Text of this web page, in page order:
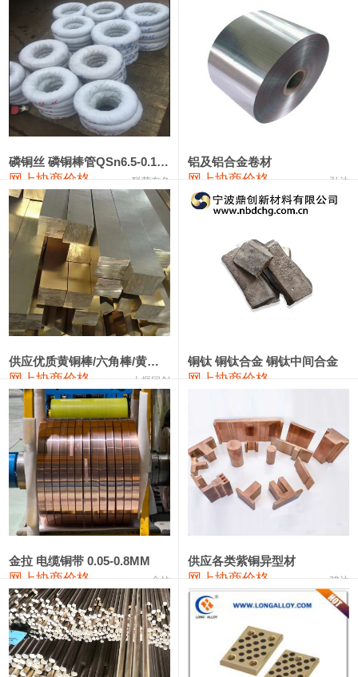
89,000—95,000 92,000
2#锑 85,000—91,000 88,000 1,000
1#镁 17,000—18,000 17,500
1#电解锰 18,900—19,100 19,000
1#电解锰(99.7%袋装) 18,000—18,200 18,100
1#铬 60,000—82,000
553#硅 9,300—9,500
441#硅 9,600—9,800 9,700
3303#硅 10,300—10,500 10,400
2202#硅 14,100—14,300
金属硅3303#-2202# 10,400—14,200 12,300 0
漆包线 111,970—115,970 113,970
磷铜合金 110,800—117,600 114,200 400
无氧铜丝(硬) 109,710—110,010 109,860
R410A专用紫铜管 113,700—113,700
铸造铝合金锭(A380） 26,300—26,500 26,400 100
铝合金ADC12 24,200—24,400 100
铸造铝合金锭(ZL102) 24,300—24,500 24,400
磷铜丝 磷铜棒管QSn6.5-0.1 7-0.2 8-0.3
网上协商价格 联荣有色
铝及铝合金卷材
网上协商价格 弘达
供应优质黄铜棒/六角棒/黄铜方板
网上协商价格 十堰同创
铜钛 铜钛合金 铜钛中间合金
网上协商价格
金拉 电缆铜带 0.05-0.8MM
网上协商价格 金拉
供应各类紫铜异型材
网上协商价格 骏达